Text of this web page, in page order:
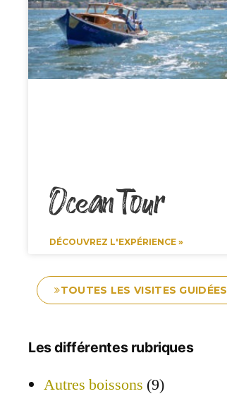
Ocean Tour
DÉCOUVREZ L'EXPÉRIENCE »
TOUTES LES VISITES GUIDÉES
Les différentes rubriques
Autres boissons (9)